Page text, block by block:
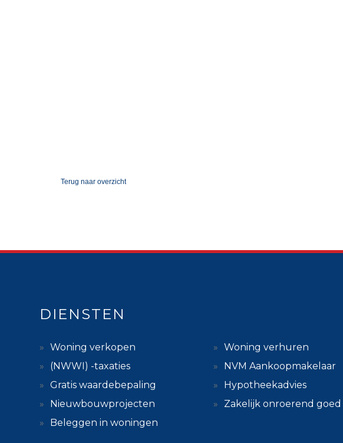
Terug naar overzicht
DIENSTEN
Woning verkopen
Woning verhuren
(NWWI) -taxaties
NVM Aankoopmakelaar
Gratis waardebepaling
Hypotheekadvies
Nieuwbouwprojecten
Zakelijk onroerend goed
Beleggen in woningen